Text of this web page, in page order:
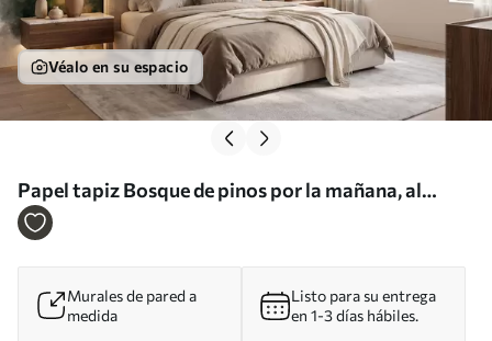
Véalo en su espacio
Papel tapiz Bosque de pinos por la mañana, al
estilo de la acuarela Nr. w09916
Murales de pared a
medida
Listo para su entrega
en 1-3 días hábiles.